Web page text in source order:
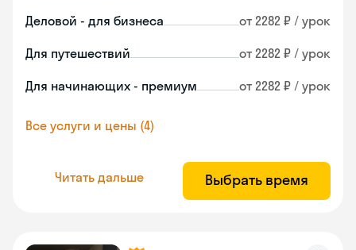
Деловой - для бизнеса от 2282 ₽ / урок
Для путешествий от 2282 ₽ / урок
Для начинающих - премиум от 2282 ₽ / урок
Все услуги и цены (4)
Читать дальше Выбрать время